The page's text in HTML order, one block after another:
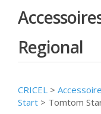
Regional
CRICEL >
Start > Tomtom